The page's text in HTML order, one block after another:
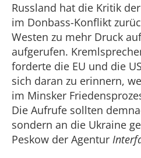
Russland hat die Kritik
im Donbass-Konflikt
Westen zu mehr Druck
aufgerufen.
forderte die EU und die
sich daran zu erinnern,
im Minsker
Die Aufrufe sollten
sondern an die Ukraine
Peskow der Agentur